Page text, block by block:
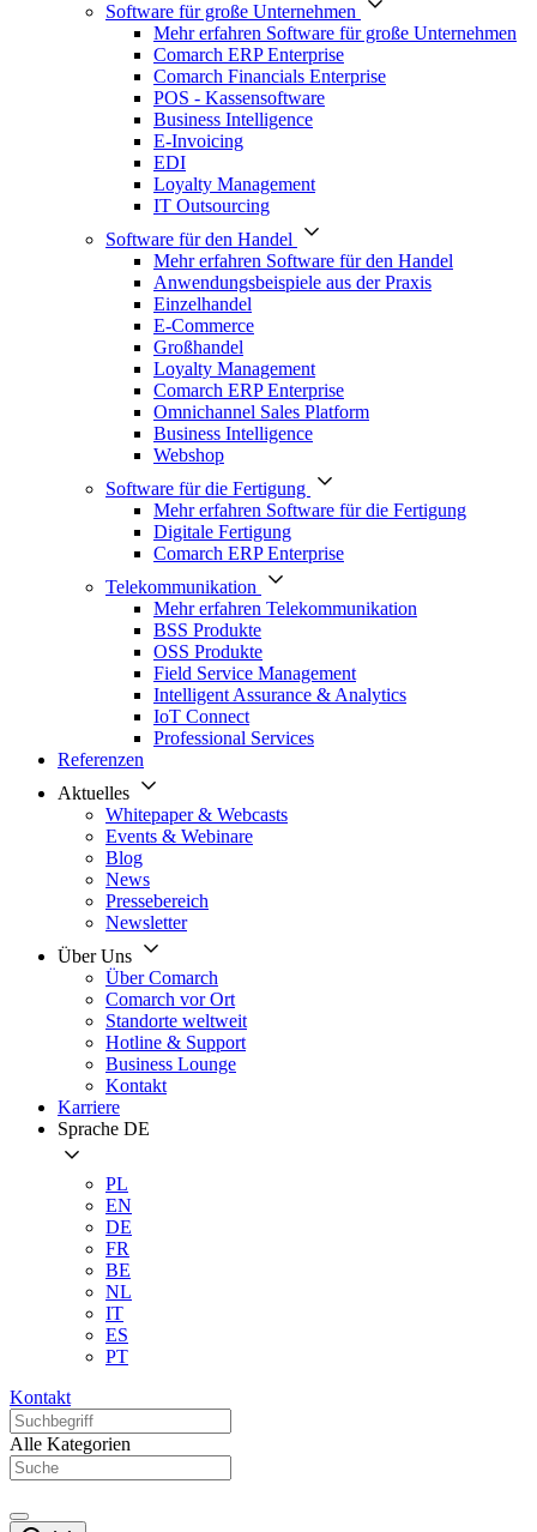
Software für große Unternehmen
Mehr erfahren Software für große Unternehmen
Comarch ERP Enterprise
Comarch Financials Enterprise
POS - Kassensoftware
Business Intelligence
E-Invoicing
EDI
Loyalty Management
IT Outsourcing
Software für den Handel
Mehr erfahren Software für den Handel
Anwendungsbeispiele aus der Praxis
Einzelhandel
E-Commerce
Großhandel
Loyalty Management
Comarch ERP Enterprise
Omnichannel Sales Platform
Business Intelligence
Webshop
Software für die Fertigung
Mehr erfahren Software für die Fertigung
Digitale Fertigung
Comarch ERP Enterprise
Telekommunikation
Mehr erfahren Telekommunikation
BSS Produkte
OSS Produkte
Field Service Management
Intelligent Assurance & Analytics
IoT Connect
Professional Services
Referenzen
Aktuelles
Whitepaper & Webcasts
Events & Webinare
Blog
News
Pressebereich
Newsletter
Über Uns
Über Comarch
Comarch vor Ort
Standorte weltweit
Hotline & Support
Business Lounge
Kontakt
Karriere
Sprache DE
PL
EN
DE
FR
BE
NL
IT
ES
PT
Kontakt
Alle Kategorien